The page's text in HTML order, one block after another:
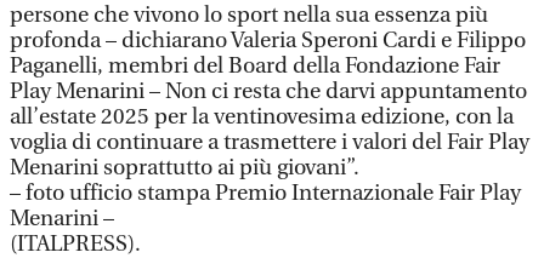
persone che vivono lo sport nella sua essenza più
profonda – dichiarano Valeria Speroni Cardi e Filippo
Paganelli, membri del Board della Fondazione Fair
Play Menarini – Non ci resta che darvi appuntamento
all’estate 2025 per la ventinovesima edizione, con la
voglia di continuare a trasmettere i valori del Fair Play
Menarini soprattutto ai più giovani”.
– foto ufficio stampa Premio Internazionale Fair Play
Menarini –
(ITALPRESS).